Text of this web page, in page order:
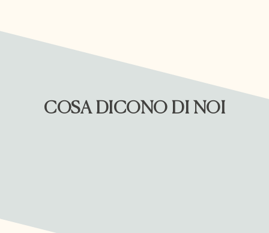
COSA DICONO DI NOI